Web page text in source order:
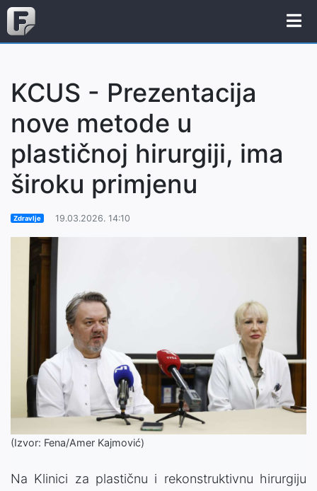
KCUS - Prezentacija
nove metode u
plastičnoj hirurgiji, ima
široku primjenu
Zdravlje 19.03.2026. 14:10
(Izvor: Fena/Amer Kajmović)
Na Klinici za plastičnu i rekonstruktivnu hirurgiju